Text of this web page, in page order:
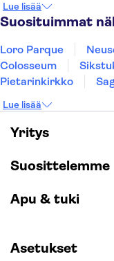
Tallinna
Ljubljana
Lue lisää
Suosituimmat
Loro Parque
Colosseum
Pietarinkirkko
Keukenhof
Wieliczkan suolakaivos
Lue lisää
Yritys
Suosittelemme
Apu & tuki
Asetukset